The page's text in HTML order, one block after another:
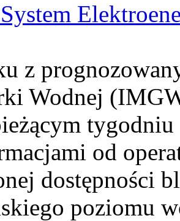
z
Wodnej
tygodniu
od
dostępności
poziomu